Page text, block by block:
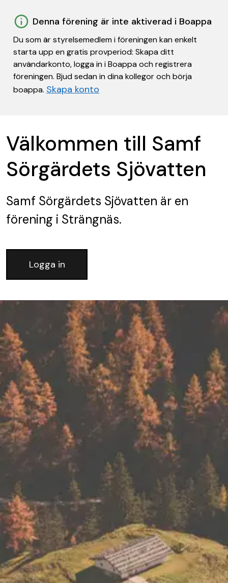
Denna förening är inte aktiverad i Boappa
Du som är styrelsemedlem i föreningen kan enkelt
starta upp en gratis provperiod: Skapa ditt
användarkonto, logga in i Boappa och registrera
föreningen. Bjud sedan in dina kollegor och börja
boappa. Skapa konto
Välkommen till Samf
Sörgärdets Sjövatten
Samf Sörgärdets Sjövatten är en
förening i Strängnäs.
Logga in